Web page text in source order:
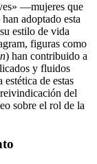
—mujeres que
adoptado esta
estilo de vida
figuras como
) han contribuido a
y fluidos
de estas
del
sobre el rol de la